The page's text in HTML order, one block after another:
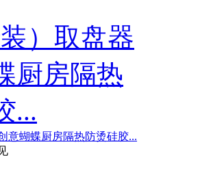
意蝴蝶厨房隔热防烫硅胶...